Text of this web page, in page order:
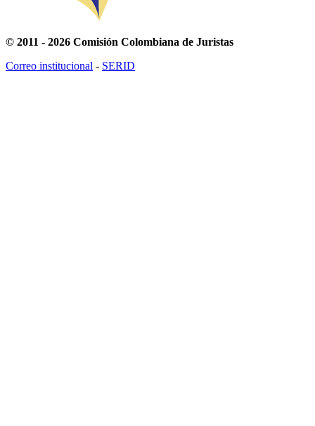
© 2011 - 2026 Comisión Colombiana de Juristas
Correo institucional - SERID